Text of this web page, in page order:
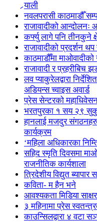
र्‍याली
नवलपरासी काठमाडौँ
राजावादीको आन्दोलनः
कर्फ्यु लागे पनि तीनकुने
राजावादीको प्रदर्शन
काठमाडौँमा
राजावादी र प्रहरीबिच
लव प्याकुरेलद्वारा
अडियन्स च्वाइस अवार्ड
प्रेस सेन्टरको
भरतपुरका १ सय २९
हानलाई मजदुर
कार्यक्रम
‘महिला अधिकारका
सहिद स्मृति दिवसमा
राजनीतिक कार्यशाला
त्रिदेशीय विद्युत
कविता- म हैन भने
आवश्यकता मिडिया
३ महिनामा प्रेस
काउन्सिलद्वारा ४ वटा